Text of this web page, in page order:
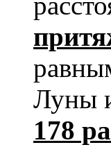
Луны
178